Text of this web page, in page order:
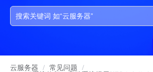
云服务器 / 常见问题
/